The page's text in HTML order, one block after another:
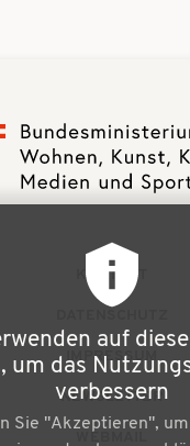
KONTAKT
IMPRESSUM
NEWSLETTER
auf
um das
verbessern
Sie "Akzeptieren",